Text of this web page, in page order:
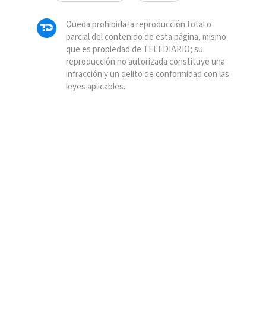
Queda prohibida la reproducción total o
parcial del contenido de esta página, mismo
que es propiedad de TELEDIARIO; su
reproducción no autorizada constituye una
infracción y un delito de conformidad con las
leyes aplicables.